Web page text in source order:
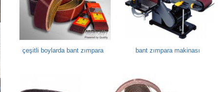
çeşitli boylarda bant zımpara bant zımpara makinası